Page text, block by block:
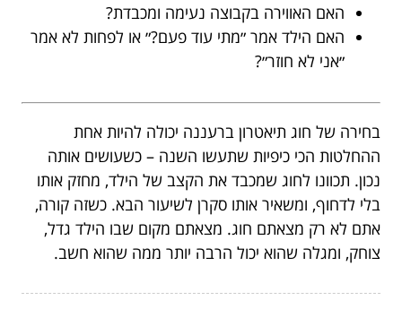
האם האווירה בקבוצה נעימה ומכבדת?
האם הילד אמר ״מתי עוד פעם?״ או לפחות לא אמר
״אני לא חוזר״?
בחירה של חוג תיאטרון ברעננה יכולה להיות אחת
ההחלטות הכי כיפיות שתעשו השנה – כשעושים אותה
נכון. תכוונו לחוג שמכבד את הקצב של הילד, מחזק אותו
בלי לדחוף, ומשאיר אותו סקרן לשיעור הבא. כשזה קורה,
אתם לא רק מצאתם חוג. מצאתם מקום שבו הילד גדל,
צוחק, ומגלה שהוא יכול הרבה יותר ממה שהוא חשב.